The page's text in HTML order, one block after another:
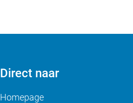
Direct naar
Homepage